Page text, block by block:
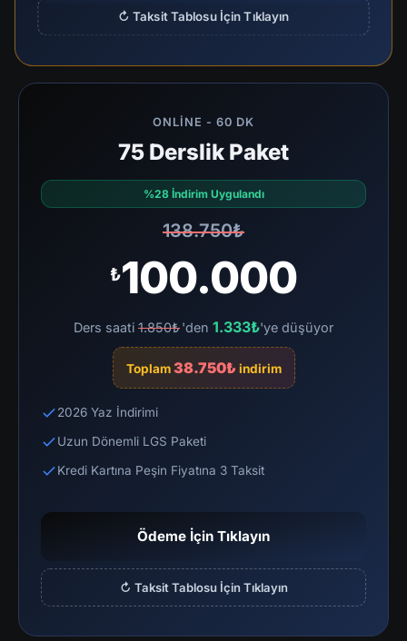
↻ Taksit Tablosu İçin Tıklayın
ONLINE - 60 DK
75 Derslik Paket
%28 İndirim Uygulandı
138.750₺
₺100.000
Ders saati 1.850₺'den 1.333₺'ye düşüyor
Toplam38.750₺indirim
2026 Yaz İndirimi
Uzun Dönemli LGS Paketi
Kredi Kartına Peşin Fiyatına 3 Taksit
Ödeme İçin Tıklayın
↻ Taksit Tablosu İçin Tıklayın